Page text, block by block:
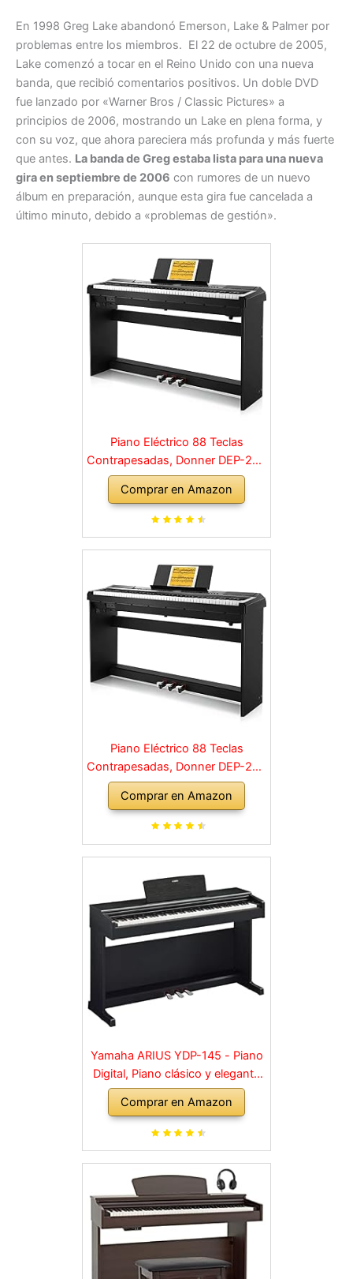
En 1998 Greg Lake abandonó Emerson, Lake & Palmer por
problemas entre los miembros. El 22 de octubre de 2005,
Lake comenzó a tocar en el Reino Unido con una nueva
banda, que recibió comentarios positivos. Un doble DVD
fue lanzado por «Warner Bros / Classic Pictures» a
principios de 2006, mostrando un Lake en plena forma, y
con su voz, que ahora pareciera más profunda y más fuerte
que antes. La banda de Greg estaba lista para una nueva
gira en septiembre de 2006 con rumores de un nuevo
álbum en preparación, aunque esta gira fue cancelada a
último minuto, debido a «problemas de gestión».
Piano Eléctrico 88 Teclas
Contrapesadas, Donner DEP-20S
Piano Digital 88 Teclas con
Soporte y 3 Pedal para
Principiante, retro, negro
Comprar en Amazon
Piano Eléctrico 88 Teclas
Contrapesadas, Donner DEP-20S
Piano Digital 88 Teclas con
Soporte y 3 Pedal para
Principiante, retro, negro
Comprar en Amazon
Yamaha ARIUS YDP-145 - Piano
Digital, Piano clásico y elegante
para principiantes y aficionados,
para cualquier rincón de la casa,
en negro
Comprar en Amazon